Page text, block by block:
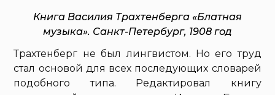
Книга Василия Трахтенберга «Блатная
музыка». Санкт-Петербург, 1908 год
Трахтенберг не был лингвистом. Но его труд
стал основой для всех последующих словарей
подобного типа. Редактировал книгу